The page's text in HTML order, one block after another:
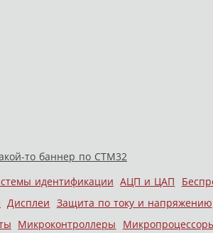
идентификации АЦП и ЦАП
Дисплеи Защита по току и напряжению
Микроконтроллеры